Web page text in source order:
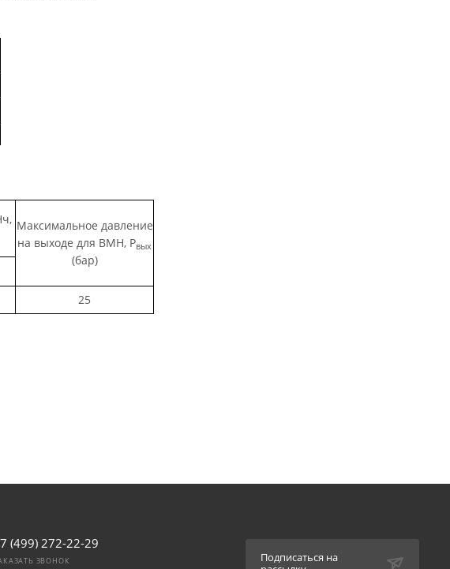
Максимальное давление
на выходе для ВМН, Рвых
(бар)
25
(499) 272-22-29
ЗВОНОК
Подписаться на